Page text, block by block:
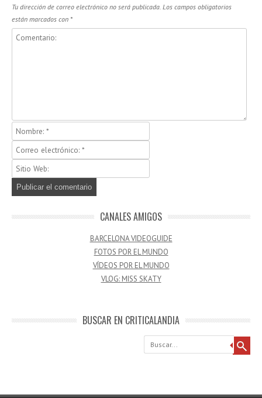
Tu dirección de correo electrónico no será publicada. Los campos obligatorios
están marcados con *
CANALES AMIGOS
BARCELONA VIDEOGUIDE
FOTOS POR EL MUNDO
VÍDEOS POR EL MUNDO
VLOG: MISS SKATY
BUSCAR EN CRITICALANDIA
Buscar